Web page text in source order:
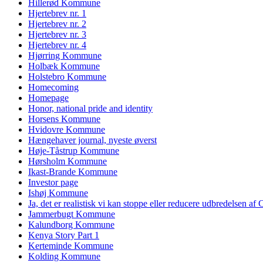
Hillerød Kommune
Hjertebrev nr. 1
Hjertebrev nr. 2
Hjertebrev nr. 3
Hjertebrev nr. 4
Hjørring Kommune
Holbæk Kommune
Holstebro Kommune
Homecoming
Homepage
Honor, national pride and identity
Horsens Kommune
Hvidovre Kommune
Hængehaver journal, nyeste øverst
Høje-Tåstrup Kommune
Hørsholm Kommune
Ikast-Brande Kommune
Investor page
Ishøj Kommune
Ja, det er realistisk vi kan stoppe eller reducere udbredelsen af
Jammerbugt Kommune
Kalundborg Kommune
Kenya Story Part 1
Kerteminde Kommune
Kolding Kommune